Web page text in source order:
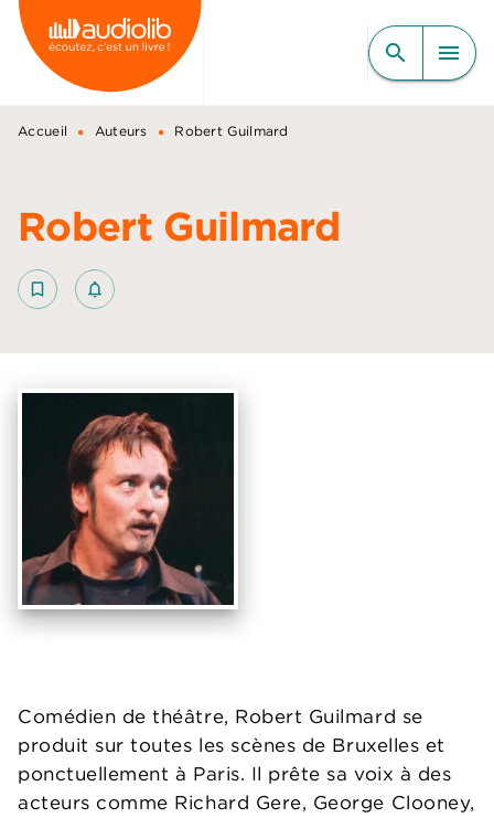
MENU RECHERCHE
CONTENU
PIED DE PAGE
search menu
Accueil • Auteurs • Robert Guilmard
Robert Guilmard
bookmark_border notifications_none_outlined
Comédien de théâtre, Robert Guilmard se
produit sur toutes les scènes de Bruxelles et
ponctuellement à Paris. Il prête sa voix à des
acteurs comme Richard Gere, George Clooney,